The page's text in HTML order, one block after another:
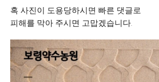
혹 사진이 도용당하시면 빠른 댓글로
피해를 막아 주시면 고맙겠습니다.